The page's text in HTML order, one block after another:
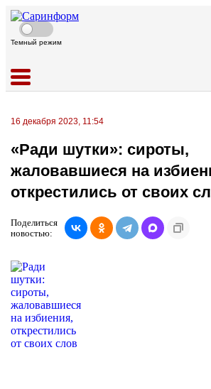
Темный режим
16 декабря 2023, 11:54
«Ради шутки»: сироты,
жаловавшиеся на
открестились от своих
Поделиться
новостью: